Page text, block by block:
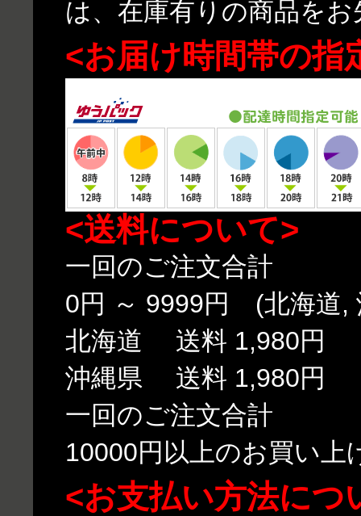
は、在庫有りの商品を
<お届け時間帯の指
<送料について>
一回のご注文合計
0円 ～ 9999円 (北海道,
北海道 送料 1,980円
沖縄県 送料 1,980円
一回のご注文合計
10000円以上のお買い上
<お支払い方法につ